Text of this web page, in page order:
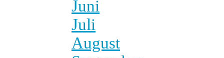
Juni
Juli
August